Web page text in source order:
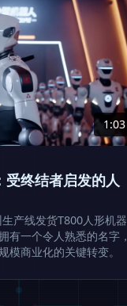
1:03
终结者启发的人
产线发货T800人形机器
有一个令人熟悉的名字，
模商业化的关键转变。